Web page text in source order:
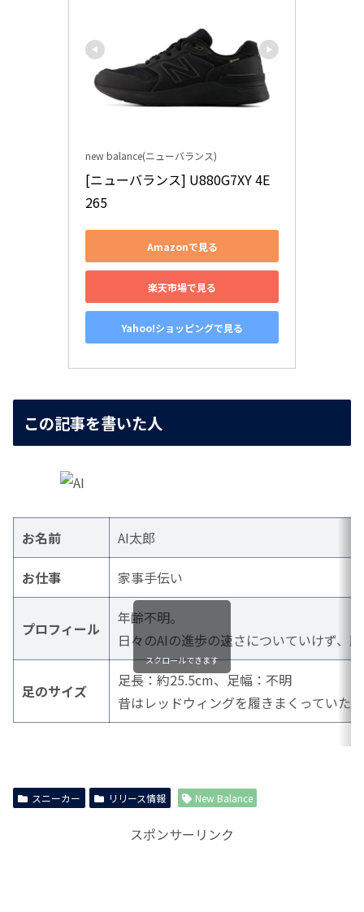
new balance(ニューバランス)
[ニューバランス] U880G7XY 4E
265
Amazonで見る
楽天市場で見る
Yahoo!ショッピングで見る
この記事を書いた人
お名前 AI太郎
お仕事 家事手伝い
プロフィール
年齢不明。
日々のAIの進歩の速さについていけず、
足のサイズ
足長：約25.5cm、足幅：不明
昔はレッドウィングを履きまくっていた
スクロールできます
スニーカー リリース情報 New Balance
スポンサーリンク